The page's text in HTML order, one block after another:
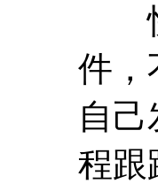
快
件，
自
程跟